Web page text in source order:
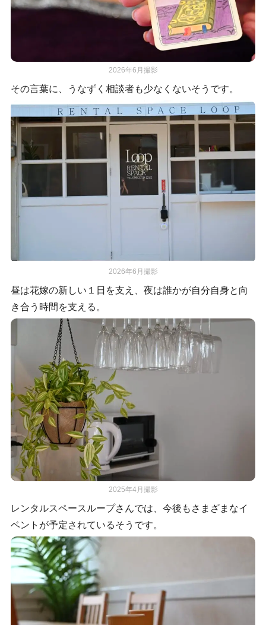
2026年6月撮影
その言葉に、うなずく相談者も少なくないそうです。
2026年6月撮影
昼は花嫁の新しい１日を支え、夜は誰かが自分自身と向
き合う時間を支える。
2025年4月撮影
レンタルスペースループさんでは、今後もさまざまなイ
ベントが予定されているそうです。